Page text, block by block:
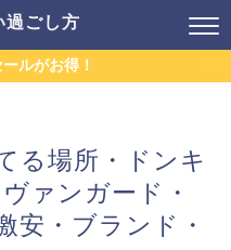
過ごし方
ルがお得！
る場所・ドンキ
ァンガード・
安・ブランド・